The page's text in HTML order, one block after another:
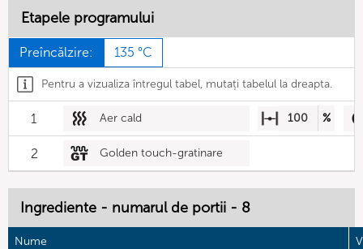
Etapele programului
Preîncălzire: 135 °C
Pentru a vizualiza întregul tabel, mutați tabelul la dreapta.
1 Aer cald 100 %
2 Golden touch-gratinare
Ingrediente - numarul de portii - 8
Nume